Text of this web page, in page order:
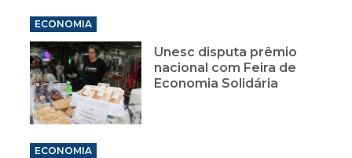
ECONOMIA
Unesc disputa prêmio
nacional com Feira de
Economia Solidária
ECONOMIA